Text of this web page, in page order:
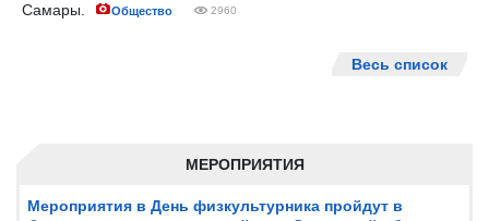
МЕРОПРИЯТИЯ
Мероприятия в День физкультурника пройдут в
Самары.
Общество 2960
Весь список